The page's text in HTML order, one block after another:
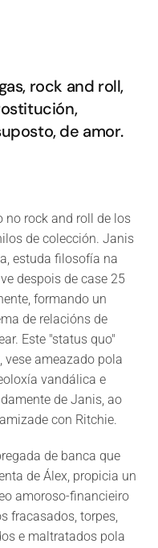
rock and roll,
de amor.
no rock and roll de los
de colección. Janis
estuda filosofía na
despois de case 25
formando un
de relacións de
Este "status quo"
ameazado pola
vandálica e
de Janis, ao
con Ritchie.
de banca que
de Álex, propicia un
amoroso-financieiro
fracasados, torpes,
e maltratados pola